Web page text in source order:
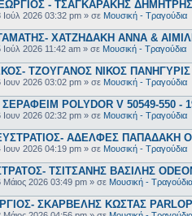
- ΤΣΑΓΚΑΡΑΚΗΣ ΔΗΜΗΤΡΗΣ
Ιούλ 2026 03:32 pm » σε Μουσική - Τραγούδια
ΧΑΤΖΗΔΑΚΗ ΑΝΝΑ &
Ιούλ 2026 11:42 am » σε Μουσική - Τραγούδια
ΤΖΟΥΓΑΝΟΣ ΝΙΚΟΣ ΠΑΝΗΓΥΡΙΣ
Ιουν 2026 03:02 pm » σε Μουσική - Τραγούδια
POLYDOR V 50549-550 -
Ιουν 2026 02:32 pm » σε Μουσική - Τραγούδια
ΑΔΕΛΦΕΣ ΠΑΠΑΔΑΚΗ
Ιουν 2026 04:19 pm » σε Μουσική - Τραγούδια
ΤΣΙΤΣΑΝΗΣ ΒΑΣΙΛΗΣ
Μάιος 2026 03:49 pm » σε Μουσική - Τραγούδια
ΣΚΑΡΒΕΛΗΣ ΚΩΣΤΑΣ